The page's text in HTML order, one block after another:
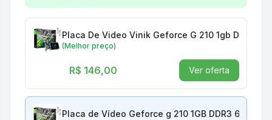
Placa De Video Vinik Geforce G 210 1gb Ddr3 64
(Melhor preço)
R$ 146,00 Ver oferta
Placa de Vídeo Geforce g 210 1GB DDR3 64 BIT